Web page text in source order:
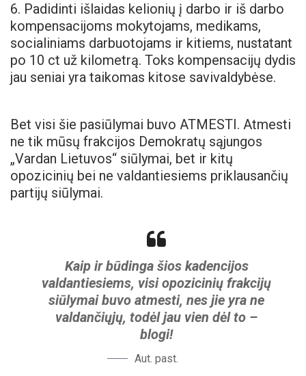
6. Padidinti išlaidas kelionių į darbo ir iš darbo
kompensacijoms mokytojams, medikams,
socialiniams darbuotojams ir kitiems, nustatant
po 10 ct už kilometrą. Toks kompensacijų dydis
jau seniai yra taikomas kitose savivaldybėse.
Bet visi šie pasiūlymai buvo ATMESTI. Atmesti
ne tik mūsų frakcijos Demokratų sąjungos
„Vardan Lietuvos“ siūlymai, bet ir kitų
opozicinių bei ne valdantiesiems priklausančių
partijų siūlymai.
Kaip ir būdinga šios kadencijos
valdantiesiems, visi opozicinių frakcijų
siūlymai buvo atmesti, nes jie yra ne
valdančiųjų, todėl jau vien dėl to –
blogi!
Aut. past.